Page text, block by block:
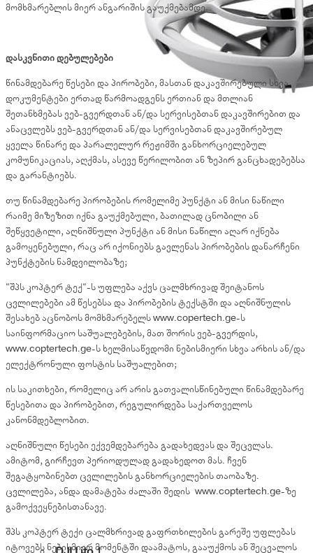
მომხმარებლის მიერ ანგარიშის გაუქმებამდე.
დასკვნითი დებულებები
წინამდებარე წესები და პირობები, მასთან დაკავშირებული სხვა
დოკუმენტები ერთად წარმოადგენს ერთიან და მთლიან
შეთანხმებას ვებ-გვერდთან ან/და სერვისებთან დაკავშირებით და
ანაცვლებს ვებ-გვერდთან ან/და სერვისებთან დაკავშირებულ
ყველა წინარე და პარალელურ რეჟიმში განხორციელებულ
კომუნიკაციას, აღქმას, ასევე წერილობით ან ზეპირ განცხადებებსა
და გარანტიებს.
თუ წინამდებარე პირობების რომელიმე პუნქტი ან მისი ნაწილი
რაიმე მიზეზით იქნა გაუქმებული, ბათილად ცნობილი ან
შეწყვეტილი, აღნიშნული პუნქტი ან მისი ნაწილი აღარ იქნება
გამოყენებული, რაც არ იქონიებს გავლენას პირობების დანარჩენი
პუნქტების ნამდვილობაზე;
“შპს კოპტერ ტექ“-ს უფლება აქვს ცალმხრივად შეიტანოს
ცვლილებები ამ წესებსა და პირობების ტექსტში და აღნიშნულის
შესახებ აცნობოს მომხმარებელს www.copertech.ge-ს
საინფორმაციო საშუალებების, მათ შორის ვებ-გვერდის,
www.coptertech.ge-ს ხელმისაწვდომი ნებისმიერი სხვა არხის ან/და
ელექტრონული ფოსტის საშუალებით;
ის საკითხები, რომელიც არ არის გათვალისწინებული წინამდებარე
წესებითა და პირობებით, რეგულირდება საქართველოს
კანონმდებლობით.
აღნიშნული წესები ექვემდებარება გადახედვას და შეცვლას.
ამიტომ, გირჩევთ პერიოდულად გადახედოთ მას. ჩვენ
შეგატყობინებთ ცვლილების განხორციელების თაობაზე.
ცვლილება, ანდა დამატება ძალაში შედის www.coptertech.ge-ზე
გამოქვეყნებისთანავე.
შპს კოპტერ ტექი ცალმხრივად გაფრთხილების გარეშე უფლებას
იტოვებს ნებისმიერ მომენტში დაამატოს, გააუქმოს ან შეცვალოს